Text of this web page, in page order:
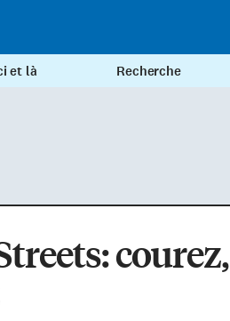
et là Recherche
courez,